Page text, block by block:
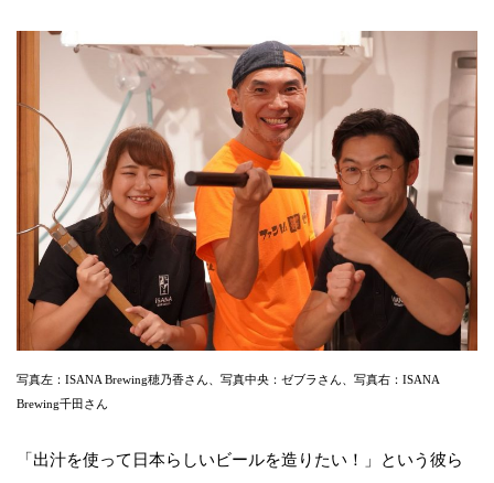
写真左：ISANA Brewing穂乃香さん、写真中央：ゼブラさん、写真右：ISANA
Brewing千田さん
「出汁を使って日本らしいビールを造りたい！」という彼ら